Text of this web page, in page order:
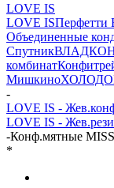
LOVE IS
LOVE ISПерфетти
Объединенные
Спутник
комбинат
Мишкино
-
LOVE IS -
LOVE IS -
-Конф.мятные
*